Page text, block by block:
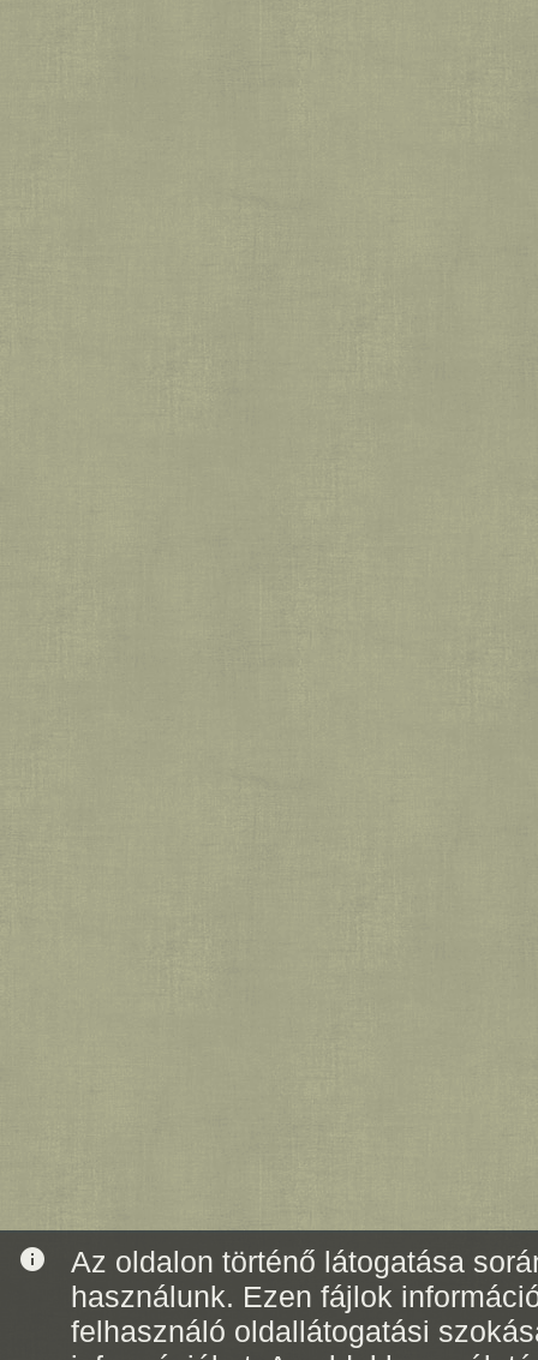
info
Az oldalon történő látogatása
használunk. Ezen fájlok
felhasználó oldallátogatási